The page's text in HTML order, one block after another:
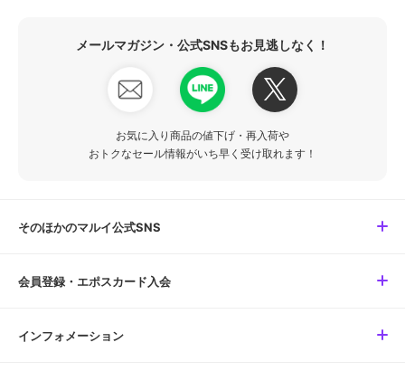
メールマガジン・公式SNSもお見逃しなく！
お気に入り商品の値下げ・再入荷や
おトクなセール情報がいち早く受け取れます！
そのほかのマルイ公式SNS
会員登録・エポスカード入会
インフォメーション